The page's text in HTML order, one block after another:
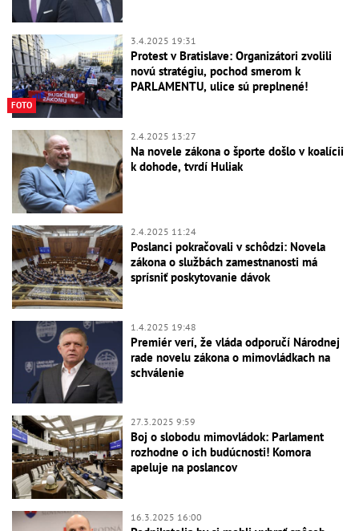
FOTO
3.4.2025 19:31
Protest v Bratislave: Organizátori zvolili
novú stratégiu, pochod smerom k
PARLAMENTU, ulice sú preplnené!
2.4.2025 13:27
Na novele zákona o športe došlo v koalícii
k dohode, tvrdí Huliak
2.4.2025 11:24
Poslanci pokračovali v schôdzi: Novela
zákona o službách zamestnanosti má
sprísniť poskytovanie dávok
1.4.2025 19:48
Premiér verí, že vláda odporučí Národnej
rade novelu zákona o mimovládkach na
schválenie
27.3.2025 9:59
Boj o slobodu mimovládok: Parlament
rozhodne o ich budúcnosti! Komora
apeluje na poslancov
16.3.2025 16:00